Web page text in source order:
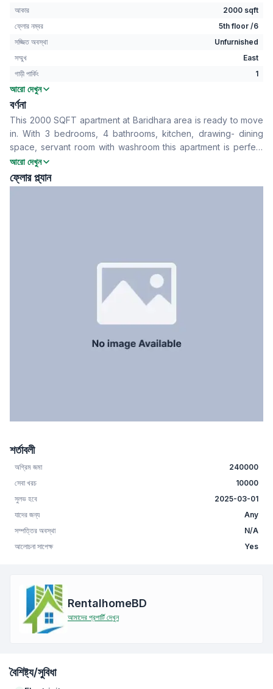
আকার
2000 sqft
ফ্লোর নম্বর
5th floor /6
সজ্জিত অবস্থা
Unfurnished
সম্মুখ
East
গাড়ী পার্কিং
1
বেডরুম
বাথরুম
বসার রুম
No
Drawing Room
Yes
খাবার রুম
Yes
ফ্লোর টাইপ
রান্নাঘর
1
আরো দেখুন
বর্ণনা
This 2000 SQFT apartment at Baridhara area is ready to move
in. With 3 bedrooms, 4 bathrooms, kitchen, drawing- dining
space, servant room with washroom this apartment is perfect
for your next home
আরো দেখুন
ফ্লোর প্ল্যান
শর্তাবলী
অগ্রিম জমা
240000
সেবা খরচ
10000
সুলভ হবে
2025-03-01
যাদের জন্য
Any
সম্পত্তির অবস্থা
N/A
আলোচনা সাপেক্ষ
Yes
RentalhomeBD
আমাদের প্রপার্টি দেখুন
বৈশিষ্ট্য/সুবিধা